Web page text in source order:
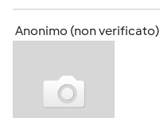
Anonimo (non verificato)